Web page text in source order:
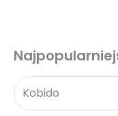
Kobido